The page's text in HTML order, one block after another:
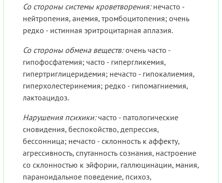
Со стороны системы кроветворения: нечасто -
нейтропения, анемия, тромбоцитопения; очень
редко - истинная эритроцитарная аплазия.
Со стороны обмена веществ:очень часто -
гипофосфатемия; часто - гипергликемия,
гипертриглицеридемия; нечасто - гипокалиемия,
гиперхолестеринемия; редко - гипомагниемия,
лактоацидоз.
Нарушения психики:часто - патологические
сновидения, беспокойство, депрессия,
бессонница; нечасто - склонность к аффекту,
агрессивность, спутанность сознания, настроение
со склонностью к эйфории, галлюцинации, мания,
параноидальное поведение, психоз,